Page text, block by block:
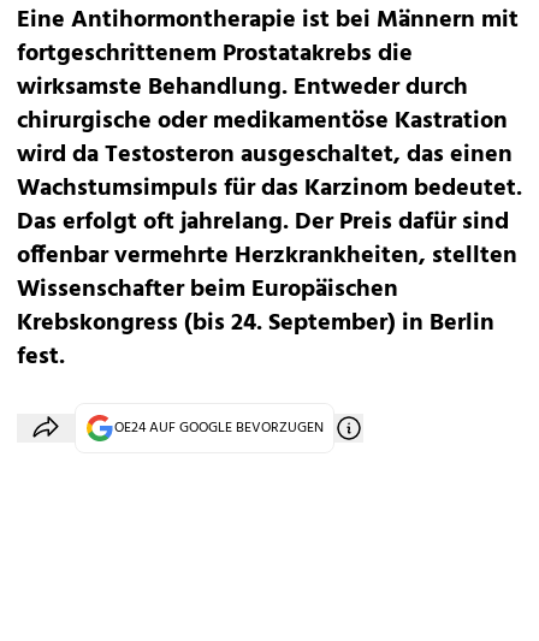
Eine Antihormontherapie ist bei Männern mit
fortgeschrittenem Prostatakrebs die
wirksamste Behandlung. Entweder durch
chirurgische oder medikamentöse Kastration
wird da Testosteron ausgeschaltet, das einen
Wachstumsimpuls für das Karzinom bedeutet.
Das erfolgt oft jahrelang. Der Preis dafür sind
offenbar vermehrte Herzkrankheiten, stellten
Wissenschafter beim Europäischen
Krebskongress (bis 24. September) in Berlin
fest.
OE24 AUF GOOGLE BEVORZUGEN